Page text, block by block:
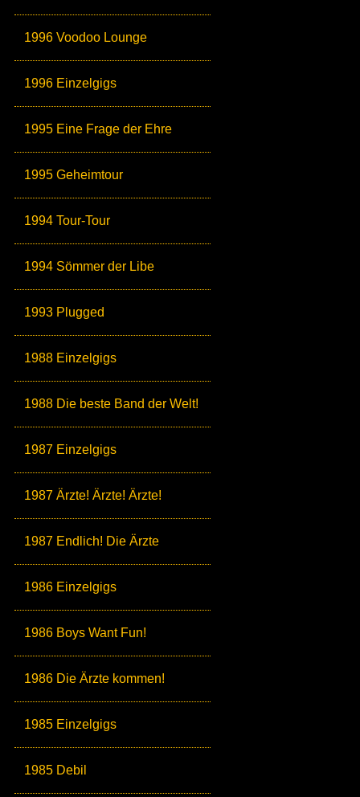
1996 Voodoo Lounge
1996 Einzelgigs
1995 Eine Frage der Ehre
1995 Geheimtour
1994 Tour-Tour
1994 Sömmer der Libe
1993 Plugged
1988 Einzelgigs
1988 Die beste Band der Welt!
1987 Einzelgigs
1987 Ärzte! Ärzte! Ärzte!
1987 Endlich! Die Ärzte
1986 Einzelgigs
1986 Boys Want Fun!
1986 Die Ärzte kommen!
1985 Einzelgigs
1985 Debil